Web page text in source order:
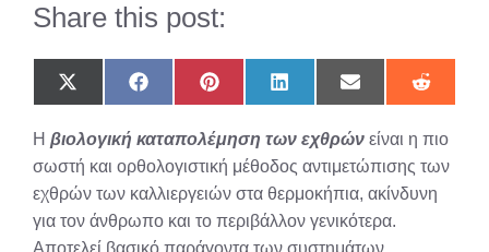
Share this post:
Share
on
(Twitter)
Share
on
Share
on
Share
on
Share
on
Share
on
Η βιολογική καταπολέμηση των εχθρών είναι η πιο
σωστή και ορθολογιστική μέθοδος αντιμετώπισης των
εχθρών των καλλιεργειών στα θερμοκήπια, ακίνδυνη
για τον άνθρωπο και το περιβάλλον γενικότερα.
Αποτελεί βασικό παράγοντα των συστημάτων